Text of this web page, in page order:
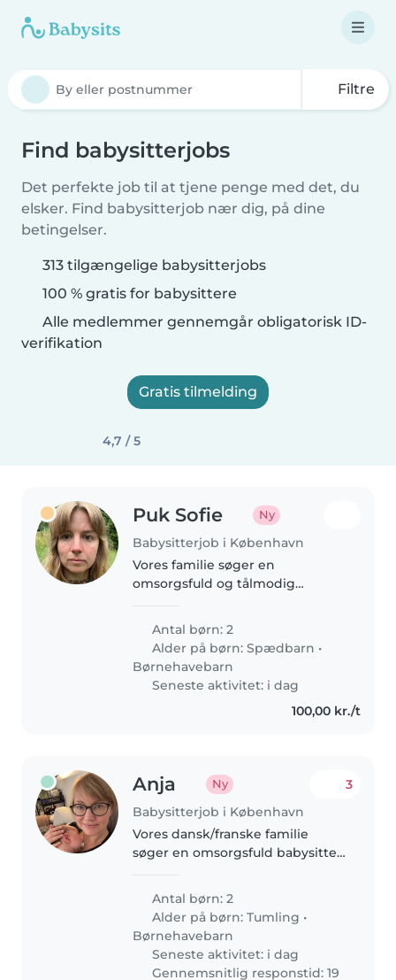
Filtre
Find babysitterjobs
Det perfekte job til at tjene penge med det, du
elsker. Find babysitterjob nær dig, på dine
betingelser.
313 tilgængelige babysitterjobs
100 % gratis for babysittere
Alle medlemmer gennemgår obligatorisk ID-
verifikation
Gratis tilmelding
4,7 / 5
Puk Sofie Ny
Babysitterjob i København
Vores familie søger en
omsorgsfuld og tålmodig
vores to børn. Den lille på 1 år og
det nysgerrige førskolebarn skal
passes med omsorg i vores
hjem. Kontakt..
Antal børn: 2
Alder på børn:Spædbarn •
Børnehavebarn
Seneste aktivitet: i dag
100,00 kr./t
Anja Ny
Babysitterjob i København
3
Vores dansk/franske familie
søger en omsorgsfuld babysitter
på 1 og 3 år. Også lettere
oprydning i hjemmet, som fx..
Antal børn: 2
Alder på børn:Tumling •
Børnehavebarn
Seneste aktivitet: i dag
Gennemsnitlig responstid: 19